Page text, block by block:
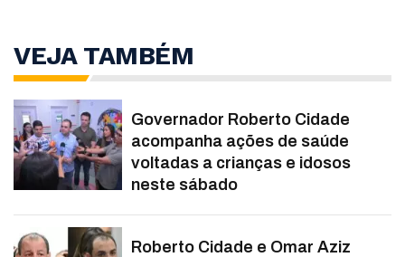
VEJA TAMBÉM
Governador Roberto Cidade
acompanha ações de saúde
voltadas a crianças e idosos
neste sábado
Roberto Cidade e Omar Aziz